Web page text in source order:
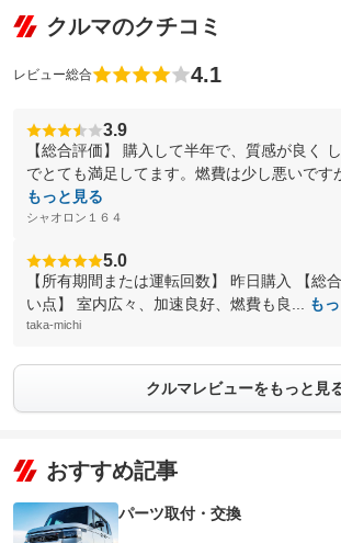
クルマのクチコミ
レビュー総合 4.1
3.9
【総合評価】 購入して半年で、質感が良く
でとても満足してます。燃費は少し悪いです
もっと見る
シャオロン１６４
5.0
【所有期間または運転回数】 昨日購入 【総
い点】 室内広々、加速良好、燃費も良...
も
taka-michi
クルマレビューをもっと見
おすすめ記事
パーツ取付・交換